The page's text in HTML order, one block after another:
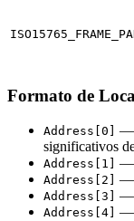
Formato de
Address[0]
—
significativos
Address[1] —
Address[2] —
Address[3] —
Address[4] —